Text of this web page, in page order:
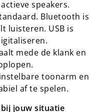
speakers.
Bluetooth is
luisteren. USB is
mede de klank en
toonarm en
af te spelen.
jouw situatie